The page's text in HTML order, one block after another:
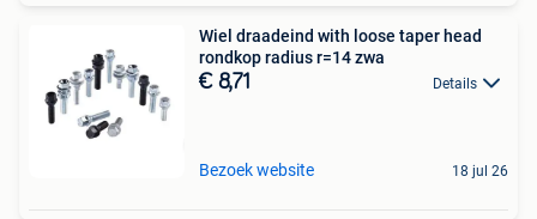
Wiel draadeind with loose taper head
rondkop radius r=14 zwa
€ 8,71 Details
Bezoek website 18 jul 26